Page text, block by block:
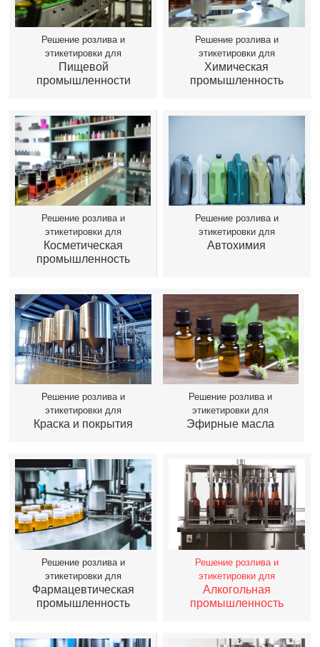
Решение розлива и
этикетировки для
Пищевой
промышленности
Решение розлива и
этикетировки для
Химическая
промышленность
Решение розлива и
этикетировки для
Косметическая
промышленность
Решение розлива и
этикетировки для
Автохимия
Решение розлива и
этикетировки для
Краска и покрытия
Решение розлива и
этикетировки для
Эфирные масла
Решение розлива и
этикетировки для
Фармацевтическая
промышленность
Решение розлива и
этикетировки для
Алкогольная
промышленность